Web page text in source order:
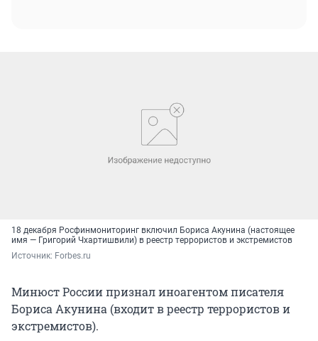
18 декабря Росфинмониторинг включил Бориса Акунина (настоящее
имя — Григорий Чхартишвили) в реестр террористов и экстремистов
Источник: Forbes.ru
Минюст России признал иноагентом писателя
Бориса Акунина (входит в реестр террористов и
экстремистов).